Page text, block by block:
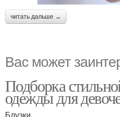
читать дальше →
Вас может
Подборка
одежды для
Блузки.